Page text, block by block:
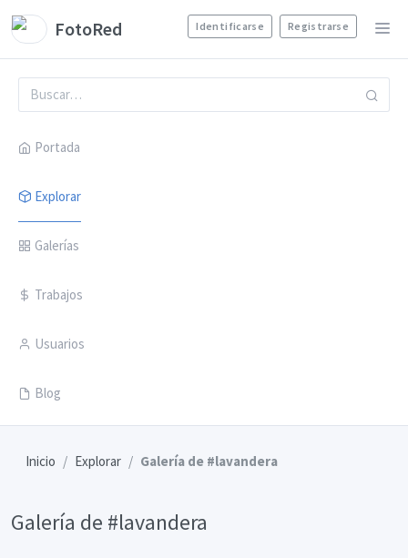
FotoRed Identificarse Registrarse
Portada
Explorar
Galerías
Trabajos
Usuarios
Blog
Inicio Explorar Galería de #lavandera
Galería de #lavandera